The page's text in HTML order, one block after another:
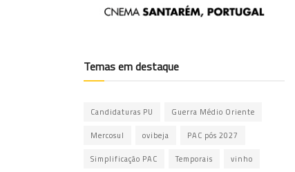
Temas em destaque
Candidaturas PU Guerra Médio Oriente
Mercosul ovibeja PAC pós 2027
Simplificação PAC Temporais vinho